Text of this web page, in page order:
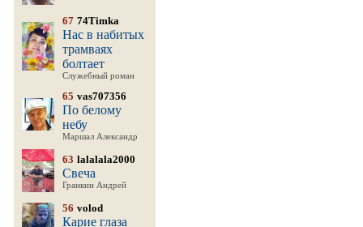
67 74Timka
Нас в набитых
трамваях
болтает
Служебный роман
65 vas707356
По белому
небу
Маршал Александр
63 lalalala2000
Свеча
Гранкин Андрей
56 volod
Карие глаза